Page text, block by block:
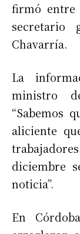
firmó entre
secretario
Chavarría.
La
ministro
“Sabemos
aliciente
diciembre
noticia”.
En